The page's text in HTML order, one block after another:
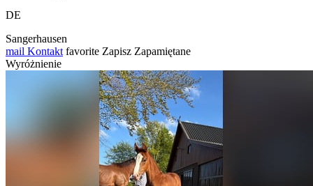
DE
Sangerhausen
mail Kontakt favorite Zapisz Zapamiętane
Wyróżnienie